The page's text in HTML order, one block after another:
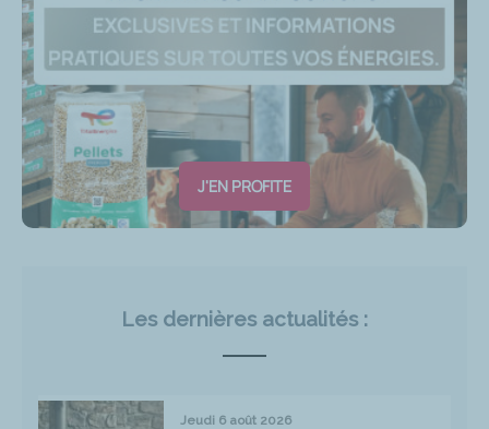
J'EN PROFITE
Les dernières actualités :
Jeudi 6 août 2026